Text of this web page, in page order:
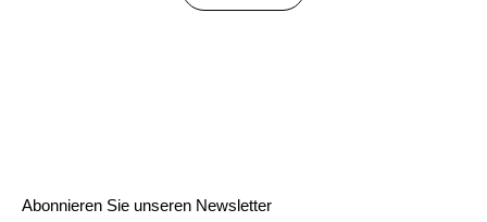
Abonnieren Sie unseren Newsletter